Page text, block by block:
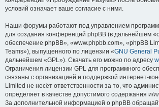
условий означает ваше согласие с ними.
Наши форумы работают под управлением
для создания конференций phpBB (в дальнейшем
обеспечение phpBB», «www.phpbb.com», «phpBB
Teams»), выпущенного по лицензии «GNU General
дальнейшем «GPL»). Скачать его можно по адресу
Ограничения лицензии GPL для программного
связаны с организацией и поддержкой интернет-
Limited не несёт ответственности за то, что
определяет в качестве допустимого содержания и/
За дополнительной информацией о phpBB